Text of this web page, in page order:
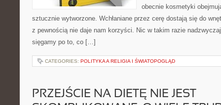
obecnie kosmetyki
sztucznie wytworzone. Wchłaniane przez cerę dostają się do
z pewnością nie daje nam korzyści. Nic w takim razie
sięgamy po to, co […]
CATEGORIES: POLITYKA A RELIGIA I ŚWIATOPOGLĄD
PRZEJŚCIE NA DIETĘ NIE JEST